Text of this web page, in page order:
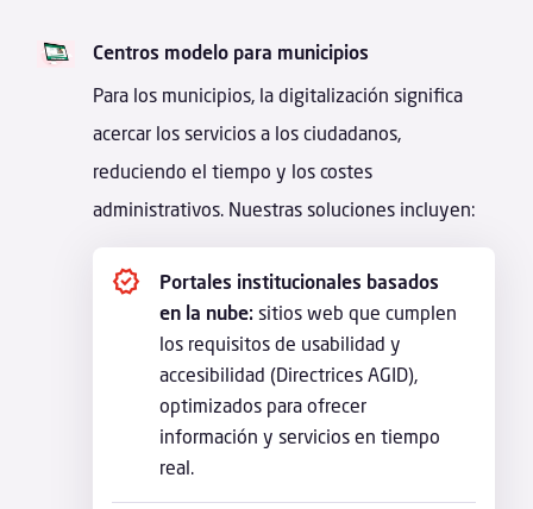
Centros modelo para municipios
Para los municipios, la digitalización significa
acercar los servicios a los ciudadanos,
reduciendo el tiempo y los costes
administrativos. Nuestras soluciones incluyen:
Portales institucionales basados
en la nube: sitios web que cumplen
los requisitos de usabilidad y
accesibilidad (Directrices AGID),
optimizados para ofrecer
información y servicios en tiempo
real.